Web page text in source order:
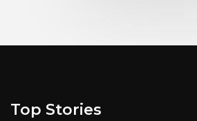
Top Stories